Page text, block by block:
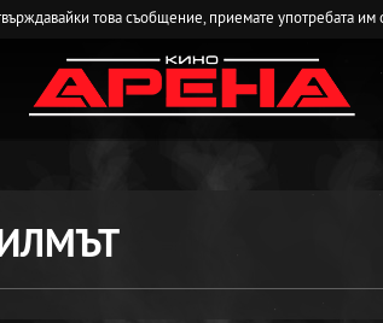
това съобщение, приемате употребата им